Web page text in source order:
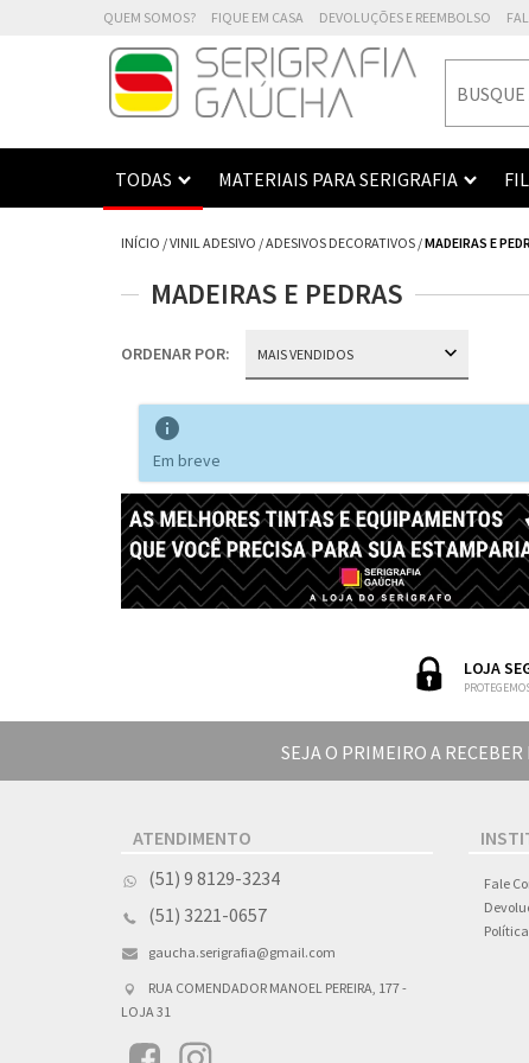
QUEM SOMOS? FIQUE EM CASA DEVOLUÇÕES E REEMBOLSO
TODAS MATERIAIS PARA SERIGRAFIA
INÍCIO /VINIL ADESIVO /ADESIVOS DECORATIVOS /MADEIRAS E
MADEIRAS E PEDRAS
ORDENAR POR:

Em breve
LOJA
SEJA O PRIMEIRO A
ATENDIMENTO
(51) 9 8129-3234
(51) 3221-0657
gaucha.serigrafia@gmail.com
RUA COMENDADOR MANOEL PEREIRA, 177 -
LOJA 31
Fale